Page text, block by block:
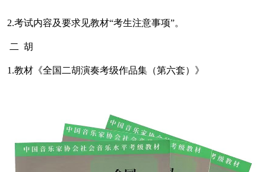
2.考试内容及要求见教材“考生注意事项”。
二 胡
1.教材《全国二胡演奏考级作品集（第六套）》